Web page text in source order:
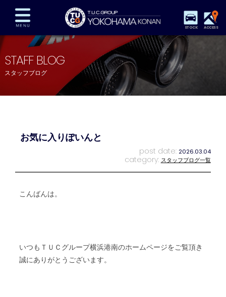
STOCK ACCESS
在庫車両情報 保証&サービス パーツリスト
TUCとは？ 店舗情報 アクセスマップ
全国納車 特別作業 注文販売
STAFF BLOG
スタッフブログ
お気に入りぽいんと
post date: 2026.03.04
category: スタッフブログ一覧
こんばんは。
いつもＴＵＣグループ横浜港南のホームページをご覧頂き
誠にありがとうございます。